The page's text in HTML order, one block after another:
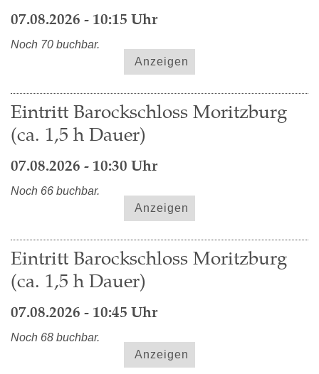
07.08.2026 - 10:15 Uhr
Noch 70 buchbar.
Anzeigen
Eintritt Barockschloss Moritzburg
(ca. 1,5 h Dauer)
07.08.2026 - 10:30 Uhr
Noch 66 buchbar.
Anzeigen
Eintritt Barockschloss Moritzburg
(ca. 1,5 h Dauer)
07.08.2026 - 10:45 Uhr
Noch 68 buchbar.
Anzeigen